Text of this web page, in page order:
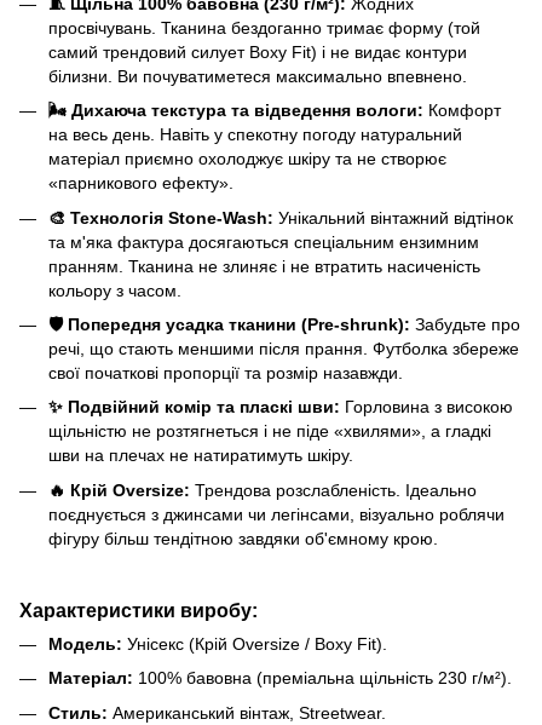
просвічувань. Тканина бездоганно тримає форму (той
самий трендовий силует Boxy Fit) і не видає контури
білизни. Ви почуватиметеся максимально впевнено.
🌬️ Дихаюча текстура та відведення вологи: Комфорт
на весь день. Навіть у спекотну погоду натуральний
матеріал приємно охолоджує шкіру та не створює
«парникового ефекту».
🎨 Технологія Stone-Wash: Унікальний вінтажний відтінок
та м'яка фактура досягаються спеціальним ензимним
пранням. Тканина не злиняє і не втратить насиченість
кольору з часом.
🛡️ Попередня усадка тканини (Pre-shrunk): Забудьте про
речі, що стають меншими після прання. Футболка збереже
свої початкові пропорції та розмір назавжди.
✨ Подвійний комір та пласкі шви: Горловина з високою
щільністю не розтягнеться і не піде «хвилями», а гладкі
шви на плечах не натиратимуть шкіру.
🔥 Крій Oversize: Трендова розслабленість. Ідеально
поєднується з джинсами чи легінсами, візуально роблячи
фігуру більш тендітною завдяки об'ємному крою.
Характеристики виробу:
Модель: Унісекс (Крій Oversize / Boxy Fit).
Матеріал: 100% бавовна (преміальна щільність 230 г/м²).
Стиль: Американський вінтаж, Streetwear.